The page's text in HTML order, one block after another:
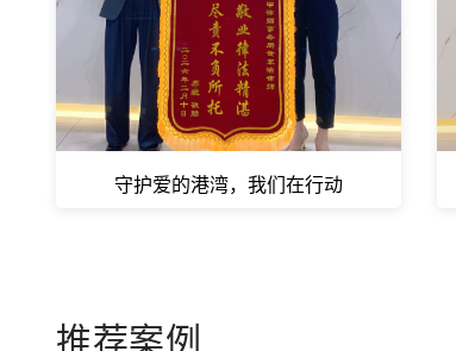
守护爱的港湾，我们在行动
推荐案例